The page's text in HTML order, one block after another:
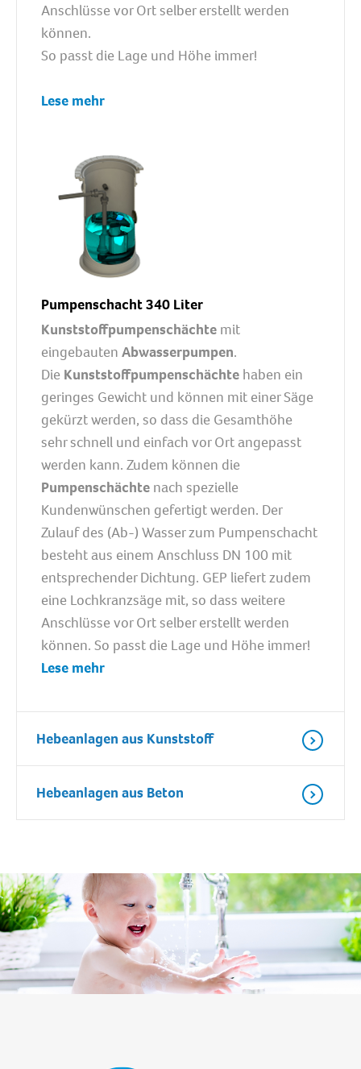
Anschlüsse vor Ort selber erstellt werden
können.
So passt die Lage und Höhe immer!
Lese mehr
Pumpenschacht 340 Liter
Kunststoffpumpenschächte mit
eingebauten Abwasserpumpen.
Die Kunststoffpumpenschächte haben ein
geringes Gewicht und können mit einer Säge
gekürzt werden, so dass die Gesamthöhe
sehr schnell und einfach vor Ort angepasst
werden kann. Zudem können die
Pumpenschächte nach spezielle
Kundenwünschen gefertigt werden. Der
Zulauf des (Ab-) Wasser zum Pumpenschacht
besteht aus einem Anschluss DN 100 mit
entsprechender Dichtung. GEP liefert zudem
eine Lochkranzsäge mit, so dass weitere
Anschlüsse vor Ort selber erstellt werden
können. So passt die Lage und Höhe immer!
Lese mehr
Hebeanlagen aus Kunststoff
Hebeanlagen aus Beton